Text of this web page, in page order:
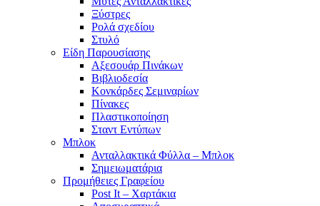
Ξύστρες
Ρολά σχεδίου
Στυλό
Είδη Παρουσίασης
Αξεσουάρ Πινάκων
Βιβλιοδεσία
Κονκάρδες Σεμιναρίων
Πίνακες
Πλαστικοποίηση
Σταντ Εντύπων
Μπλοκ
Ανταλλακτικά Φύλλα – Μπλοκ
Σημειωματάρια
Προμήθειες Γραφείου
Post It – Χαρτάκια